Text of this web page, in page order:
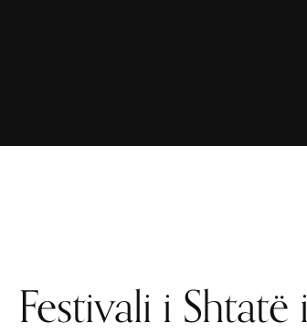
Festivali i